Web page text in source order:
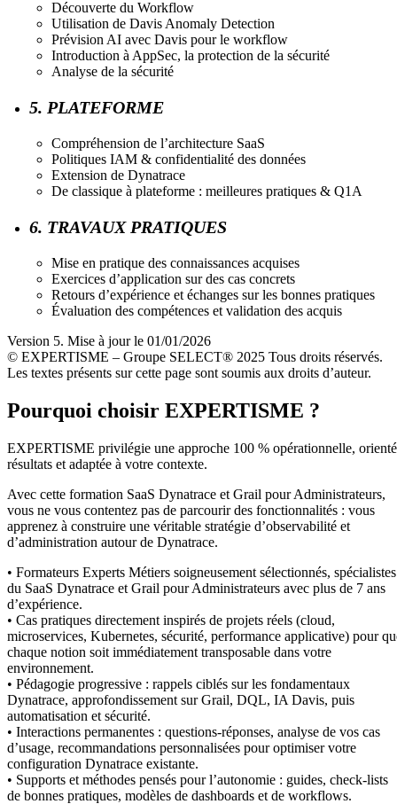
Découverte du Workflow
Utilisation de Davis Anomaly Detection
Prévision AI avec Davis pour le workflow
Introduction à AppSec, la protection de la sécurité
Analyse de la sécurité
5. PLATEFORME
Compréhension de l’architecture SaaS
Politiques IAM & confidentialité des données
Extension de Dynatrace
De classique à plateforme : meilleures pratiques & Q1A
6. TRAVAUX PRATIQUES
Mise en pratique des connaissances acquises
Exercices d’application sur des cas concrets
Retours d’expérience et échanges sur les bonnes pratiques
Évaluation des compétences et validation des acquis
Version 5. Mise à jour le 01/01/2026
© EXPERTISME – Groupe SELECT® 2025 Tous droits réservés.
Les textes présents sur cette page sont soumis aux droits d’auteur.
Pourquoi choisir EXPERTISME ?
EXPERTISME privilégie une approche 100 % opérationnelle,
résultats et adaptée à votre contexte.
Avec cette formation SaaS Dynatrace et Grail pour Administrateurs,
vous ne vous contentez pas de parcourir des fonctionnalités : vous
apprenez à construire une véritable stratégie d’observabilité et
d’administration autour de Dynatrace.
• Formateurs Experts Métiers soigneusement sélectionnés, spécialistes
du SaaS Dynatrace et Grail pour Administrateurs avec plus de 7 ans
d’expérience.
• Cas pratiques directement inspirés de projets réels (cloud,
microservices, Kubernetes, sécurité, performance applicative) pour
chaque notion soit immédiatement transposable dans votre
environnement.
• Pédagogie progressive : rappels ciblés sur les fondamentaux
Dynatrace, approfondissement sur Grail, DQL, IA Davis, puis
automatisation et sécurité.
• Interactions permanentes : questions-réponses, analyse de vos cas
d’usage, recommandations personnalisées pour optimiser votre
configuration Dynatrace existante.
• Supports et méthodes pensés pour l’autonomie : guides, check-lists
de bonnes pratiques, modèles de dashboards et de workflows.